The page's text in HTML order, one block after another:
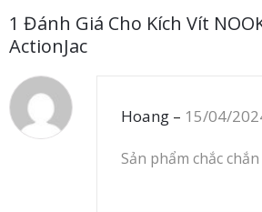
1 Đánh Giá Cho Kích Vít
ActionJac
Hoang – 15/04/
Sản phẩm chắc